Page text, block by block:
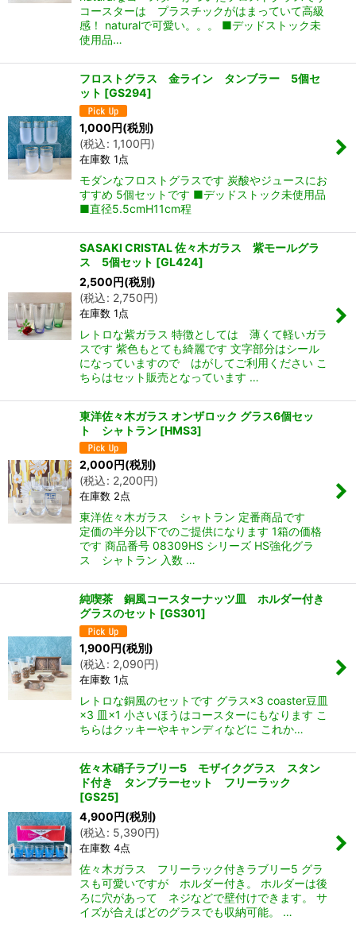
コースターは プラスチックがはまっていて高級
感！ naturalで可愛い。。。 ■デッドストック未
使用品…
フロストグラス 金ライン タンブラー 5個セ
ット [GS294]
1,000円(税別)
(税込: 1,100円)
在庫数 1点
モダンなフロストグラスです 炭酸やジュースにお
すすめ 5個セットです ■デッドストック未使用品
■直径5.5cmH11cm程
SASAKI CRISTAL 佐々木ガラス 紫モールグラ
ス 5個セット [GL424]
2,500円(税別)
(税込: 2,750円)
在庫数 1点
レトロな紫ガラス 特徴としては 薄くて軽いガラ
スです 紫色もとても綺麗です 文字部分はシール
になっていますので はがしてご利用ください こ
ちらはセット販売となっています …
東洋佐々木ガラス オンザロック グラス6個セッ
ト シャトラン [HMS3]
2,000円(税別)
(税込: 2,200円)
在庫数 2点
東洋佐々木ガラス シャトラン 定番商品です
定価の半分以下でのご提供になります 1箱の価格
です 商品番号 08309HS シリーズ HS強化グラ
ス シャトラン 入数 …
純喫茶 銅風コースターナッツ皿 ホルダー付き
グラスのセット [GS301]
1,900円(税別)
(税込: 2,090円)
在庫数 1点
レトロな銅風のセットです グラス×3 coaster豆皿
×3 皿×1 小さいほうはコースターにもなります こ
ちらはクッキーやキャンディなどに これか…
佐々木硝子ラブリー5 モザイクグラス スタン
ド付き タンブラーセット フリーラック
[GS25]
4,900円(税別)
(税込: 5,390円)
在庫数 4点
佐々木ガラス フリーラック付きラブリー5 グラ
スも可愛いですが ホルダー付き。 ホルダーは後
ろに穴があって ネジなどで壁付けできます。 サ
イズが合えばどのグラスでも収納可能。 …